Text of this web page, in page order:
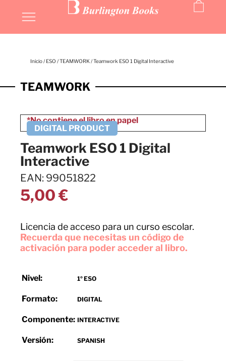
Inicio/ ESO /TEAMWORK / Teamwork ESO 1 Digital Interactive
TEAMWORK
Teamwork ESO 1 Digital
Interactive
EAN: 99051822
5,00€
Licencia de acceso para un curso escolar.
Recuerda que necesitas un código de
activación para poder acceder al libro.
Nivel: 1º ESO
Formato: DIGITAL
Componente: INTERACTIVE
Versión: SPANISH